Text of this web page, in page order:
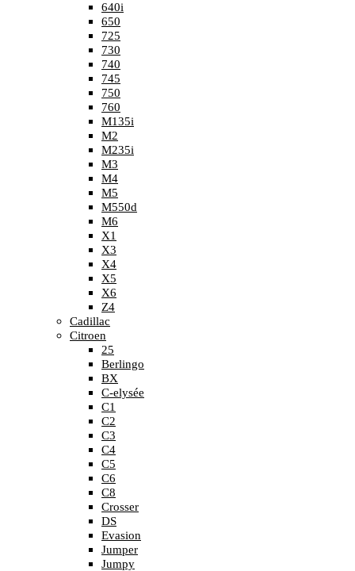
640i
650
725
730
740
745
750
760
M135i
M2
M235i
M3
M4
M5
M550d
M6
X1
X3
X4
X5
X6
Z4
Cadillac
Citroen
25
Berlingo
BX
C-elysée
C1
C2
C3
C4
C5
C6
C8
Crosser
DS
Evasion
Jumper
Jumpy